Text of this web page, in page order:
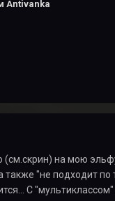
Antivanka
(см.скрин) на мою
"не подходит
С